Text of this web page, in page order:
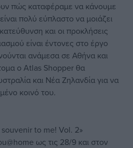
πώς καταφέραμε να κάνουμε
πολύ εύπλαστο να μοιάζει
και οι προκλήσεις
είναι έντονες στο έργο
ανάμεσα σε Αθήνα και
ο Atlas Shopper θα
και Νέα Ζηλανδία για να
κοινό του.
souvenir to me! Vol. 2»
ως τις 28/9 και στον